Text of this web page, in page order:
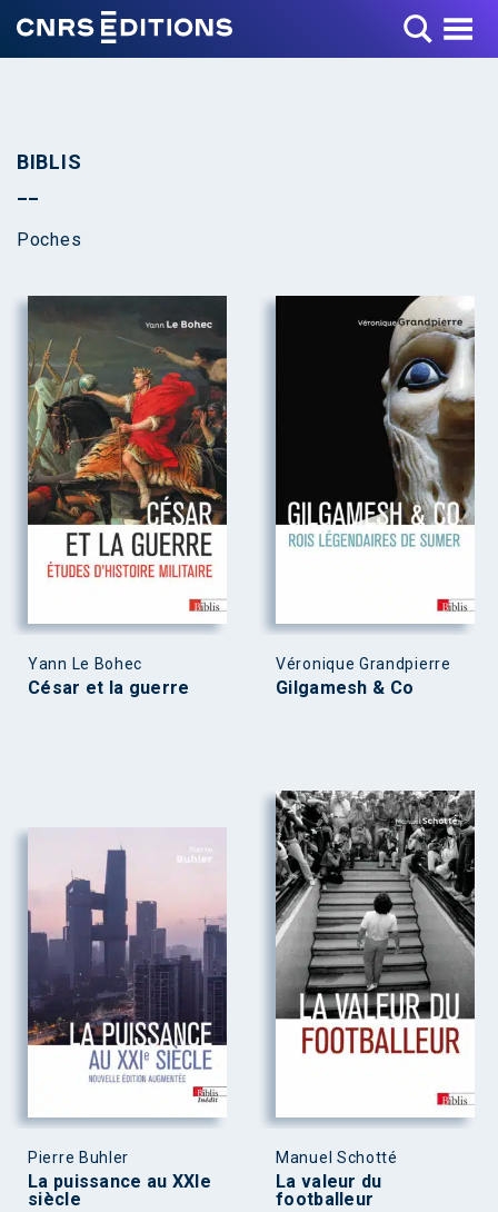
Toggle Menu
BIBLIS
Poches
Yann Le Bohec
César et la guerre
Véronique Grandpierre
Gilgamesh & Co
Pierre Buhler
La puissance au XXIe
siècle
Manuel Schotté
La valeur du
footballeur